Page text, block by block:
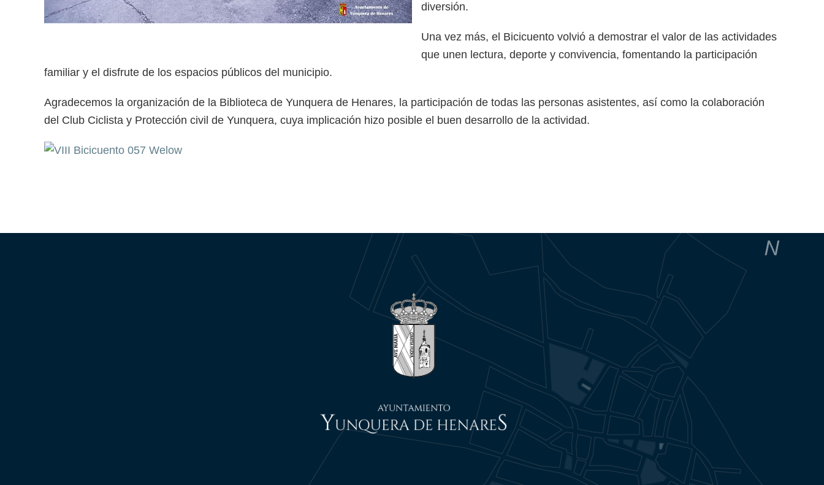
diversión.
Una vez más, el Bicicuento volvió a demostrar el valor de las actividades
que unen lectura, deporte y convivencia, fomentando la participación
familiar y el disfrute de los espacios públicos del municipio.
Agradecemos la organización de la Biblioteca de Yunquera de Henares, la participación de todas las personas asistentes, así como la colaboración
del Club Ciclista y Protección civil de Yunquera, cuya implicación hizo posible el buen desarrollo de la actividad.